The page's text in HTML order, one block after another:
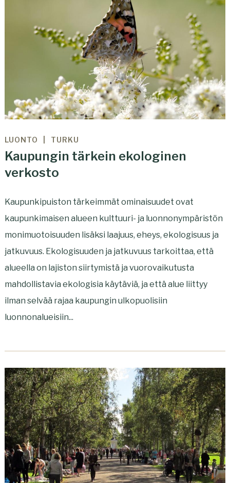
LUONTO TURKU
Kaupungin tärkein ekologinen
verkosto
Kaupunkipuiston tärkeimmät ominaisuudet ovat
kaupunkimaisen alueen kulttuuri- ja luonnonympäristön
monimuotoisuuden lisäksi laajuus, eheys, ekologisuus ja
jatkuvuus. Ekologisuuden ja jatkuvuus tarkoittaa, että
alueella on lajiston siirtymistä ja vuorovaikutusta
mahdollistavia ekologisia käytäviä, ja että alue liittyy
ilman selvää rajaa kaupungin ulkopuolisiin
luonnonalueisiin...